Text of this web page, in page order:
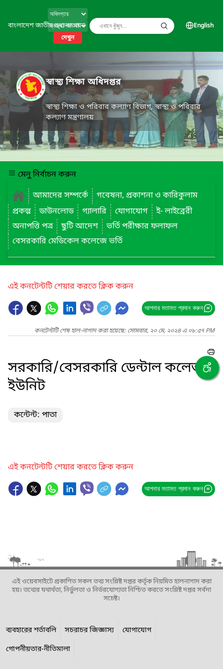
বাংলাদেশ জাতীয় তথ্য বাতায়ন
দেখুন
English
স্বাস্থ্য শিক্ষা অধিদপ্তর
স্বাস্থ্য শিক্ষা ও পরিবার কল্যাণ বিভাগ, স্বাস্থ্য ও পরিবার
কল্যাণ মন্ত্রণালয়
মেনু নির্বাচন করুন
আমাদের সম্পর্কে
গবেষনা, প্রকাশনা ও কারিকুলাম
প্রকল্প
ডাউনলোড গ্যালারি যোগাযোগ
ই- লাইব্রেরী
অনাপত্তি পত্র
ছুটি আদেশ
ভর্তি পরীক্ষার ফলাফল
বেসরকারি মেডিকেল কলেজে ভর্তি
এই কনটেন্টটি শেয়ার করতে ক্লিক করুন
আপনার মতামত প্রদান করুন
কনটেন্টটি শেষ হাল-নাগাদ করা হয়েছে: সোমবার, ২০ মে, ২০২৪ এ ০৮:৫৭ PM
সরকারি/বেসরকারি ডেন্টাল কলেজ/
ইউনিট
কন্টেন্ট: পাতা
এই কনটেন্টটি শেয়ার করতে ক্লিক করুন
আপনার মতামত প্রদান করুন
এই ওয়েবসাইটে প্রকাশিত সকল তথ্য সংশ্লিষ্ট দপ্তর কর্তৃক নিয়মিত হালনাগাদ করা
হয়। তথ্যের যথার্থতা, নির্ভুলতা ও নির্ভরযোগ্যতা নিশ্চিত করতে সংশ্লিষ্ট দপ্তর সর্বদা
সচেষ্ট।
ব্যবহারের শর্তাবলি সচরাচর জিজ্ঞাস্য
যোগাযোগ
গোপনীয়তার-নীতিমালা